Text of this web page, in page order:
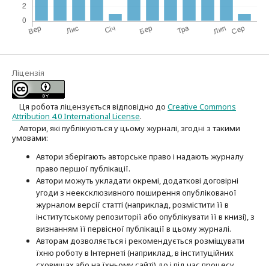
Ліцензія
Ця робота ліцензується відповідно до Creative Commons
Attribution 4.0 International License.
Автори, які публікуються у цьому журналі, згодні з такими
умовами:
Автори зберігають авторське право і надають журналу
право першої публі­кації.
Автори можуть укладати окремі, додат­кові договірні
угоди з неексклюзив­ного поширення опублікованої
журналом версії статті (наприклад, розмістити її в
інститутському репозиторії або опубліку­вати її в книзі), з
визнанням її первісної публікації в цьому журналі.
Авторам дозволяється і рекомендується розміщувати
їхню роботу в Інтернеті (наприклад, в інституційних